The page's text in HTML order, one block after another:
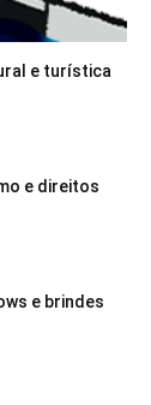
e turística
e direitos
e brindes